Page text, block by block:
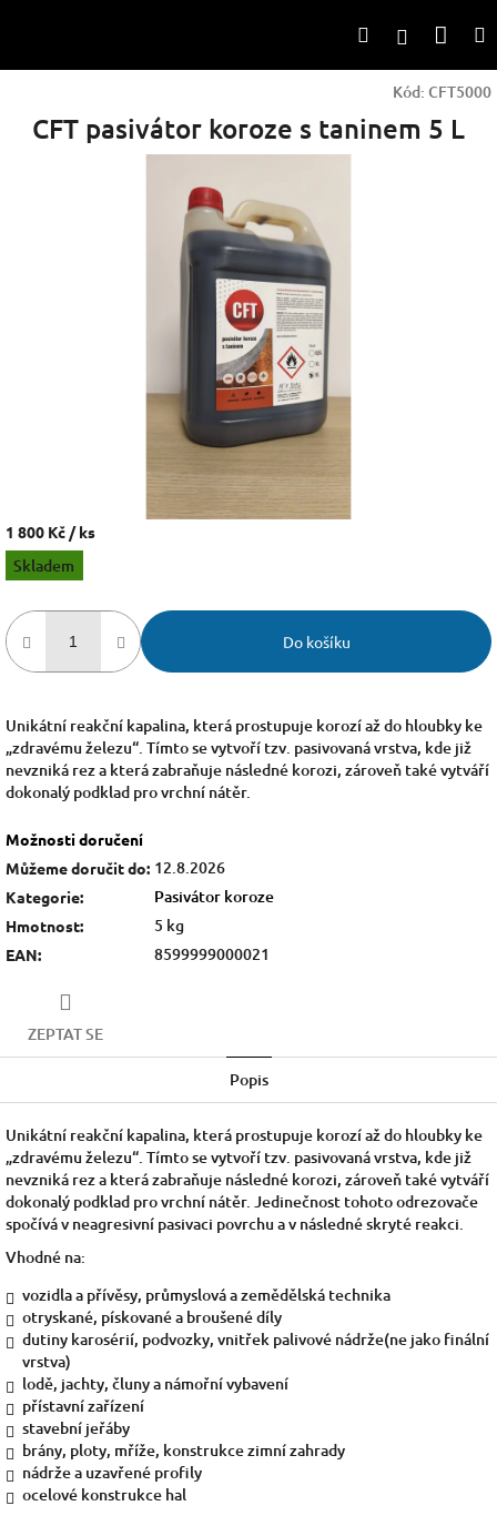
HledatPřihlášení
Kód: CFT5000
CFT pasivátor koroze s taninem 5 L
1 800 Kč / ks
Měrná
cena:
Skladem
Do košíku
Unikátní reakční kapalina, která prostupuje korozí až do hloubky ke
„zdravému železu“. Tímto se vytvoří tzv. pasivovaná vrstva, kde již
nevzniká rez a která zabraňuje následné korozi, zároveň také vytváří
dokonalý podklad pro vrchní nátěr.
Možnosti doručení
Můžeme doručit do: 12.8.2026
Kategorie: Pasivátor koroze
Hmotnost: 5 kg
EAN: 8599999000021
ZEPTAT SE
Popis
Unikátní reakční kapalina, která prostupuje korozí až do hloubky ke
„zdravému železu“. Tímto se vytvoří tzv. pasivovaná vrstva, kde již
nevzniká rez a která zabraňuje následné korozi, zároveň také vytváří
dokonalý podklad pro vrchní nátěr. Jedinečnost tohoto odrezovače
spočívá v neagresivní pasivaci povrchu a v následné skryté reakci.
Vhodné na:
vozidla a přívěsy, průmyslová a zemědělská technika
otryskané, pískované a broušené díly
dutiny karosérií, podvozky, vnitřek palivové nádrže(ne jako finální
vrstva)
lodě, jachty, čluny a námořní vybavení
přístavní zařízení
stavební jeřáby
brány, ploty, mříže, konstrukce zimní zahrady
nádrže a uzavřené profily
ocelové konstrukce hal